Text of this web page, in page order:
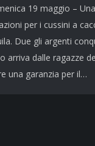
19 maggio –
per i cussini a
Due gli argenti
arriva dalle ragazze
una garanzia per il…